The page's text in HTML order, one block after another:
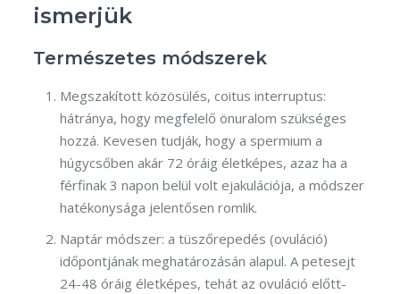
ismerjük
Természetes módszerek
Megszakított közösülés, coitus interruptus:
hátránya, hogy megfelelő önuralom szükséges
hozzá. Kevesen tudják, hogy a spermium a
húgycsőben akár 72 óráig életképes, azaz ha a
férfinak 3 napon belül volt ejakulációja, a módszer
hatékonysága jelentősen romlik.
Naptár módszer: a tüszőrepedés (ovuláció)
időpontjának meghatározásán alapul. A petesejt
24-48 óráig életképes, tehát az ovuláció előtt-